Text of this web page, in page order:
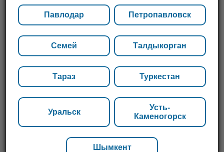
Павлодар Петропавловск
Семей Талдыкорган
Тараз Туркестан
Уральск
Усть-
Каменогорск
Шымкент